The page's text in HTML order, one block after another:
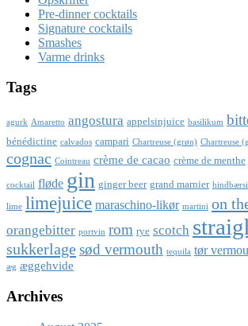
Pre-dinner cocktails
Signature cocktails
Smashes
Varme drinks
Tags
agurk Amaretto angostura appelsinjuice basilikum
bénédictine calvados campari Chartreuse (grøn) Chartreuse
cognac Cointreau crème de cacao crème de menthe
cocktail fløde gin ginger beer grand marnier
lime limejuice maraschino-likør martini on
orangebitter portvin rom rye scotch
sukkerlagesød vermouth tequila tør
æg æggehvide
Archives